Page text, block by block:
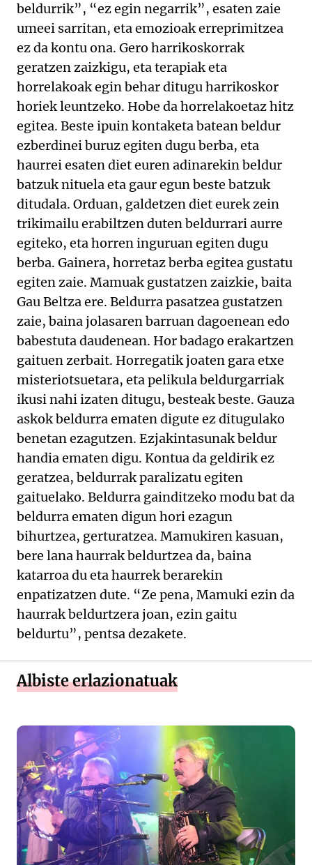
beldurrik”, “ez egin negarrik”, esaten zaie
umeei sarritan, eta emozioak erreprimitzea
ez da kontu ona. Gero harrikoskorrak
geratzen zaizkigu, eta terapiak eta
horrelakoak egin behar ditugu harrikoskor
horiek leuntzeko. Hobe da horrelakoetaz hitz
egitea. Beste ipuin kontaketa batean beldur
ezberdinei buruz egiten dugu berba, eta
haurrei esaten diet euren adinarekin beldur
batzuk nituela eta gaur egun beste batzuk
ditudala. Orduan, galdetzen diet eurek zein
trikimailu erabiltzen duten beldurrari aurre
egiteko, eta horren inguruan egiten dugu
berba. Gainera, horretaz berba egitea gustatu
egiten zaie. Mamuak gustatzen zaizkie, baita
Gau Beltza ere. Beldurra pasatzea gustatzen
zaie, baina jolasaren barruan dagoenean edo
babestuta daudenean. Hor badago erakartzen
gaituen zerbait. Horregatik joaten gara etxe
misteriotsuetara, eta pelikula beldurgarriak
ikusi nahi izaten ditugu, besteak beste. Gauza
askok beldurra ematen digute ez ditugulako
benetan ezagutzen. Ezjakintasunak beldur
handia ematen digu. Kontua da geldirik ez
geratzea, beldurrak paralizatu egiten
gaituelako. Beldurra gainditzeko modu bat da
beldurra ematen digun hori ezagun
bihurtzea, gerturatzea. Mamukiren kasuan,
bere lana haurrak beldurtzea da, baina
katarroa du eta haurrek berarekin
enpatizatzen dute. “Ze pena, Mamuki ezin da
haurrak beldurtzera joan, ezin gaitu
beldurtu”, pentsa dezakete.
Albiste erlazionatuak